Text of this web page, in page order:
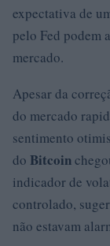
expectativa de
pelo Fed podem
mercado.
Apesar da
do mercado
sentimento
do Bitcoin
indicador de
controlado,
não estavam